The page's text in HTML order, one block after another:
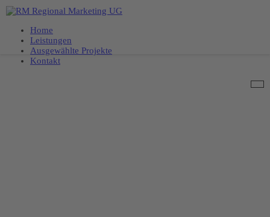
Home
Leistungen
Ausgewählte Projekte
Kontakt